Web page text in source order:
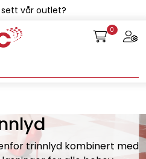
sett vår outlet?
0
trinnlyd kombinert med